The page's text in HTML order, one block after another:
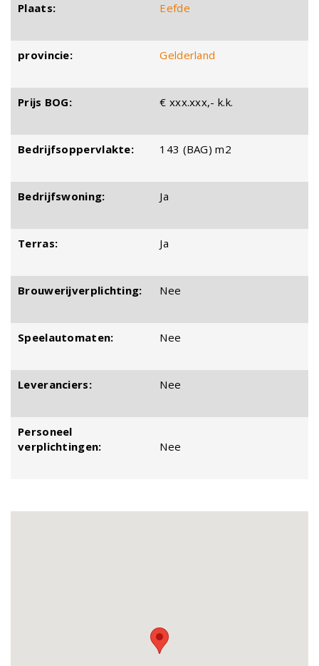
Plaats: Eefde
provincie: Gelderland
Prijs BOG: € xxx.xxx,- k.k.
Bedrijfsoppervlakte: 143 (BAG) m2
Bedrijfswoning: Ja
Terras: Ja
Brouwerijverplichting: Nee
Speelautomaten: Nee
Leveranciers: Nee
Personeel
verplichtingen:
Nee